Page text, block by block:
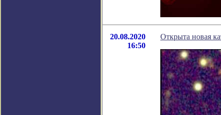
20.08.2020
16:50
Открыта новая